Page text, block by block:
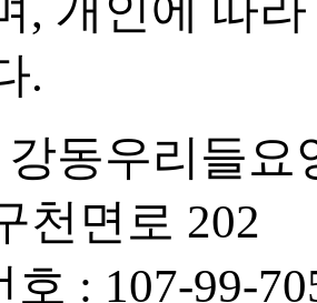
, 개인에 따
.
강동우리들
천면로 202
호 : 107-99-